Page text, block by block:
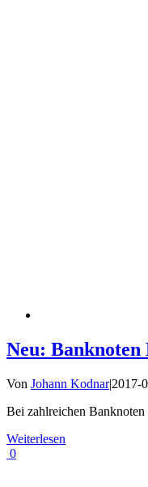
Neu:
Von Johann Kodnar|2017-
Bei zahlreichen
Weiterlesen
0